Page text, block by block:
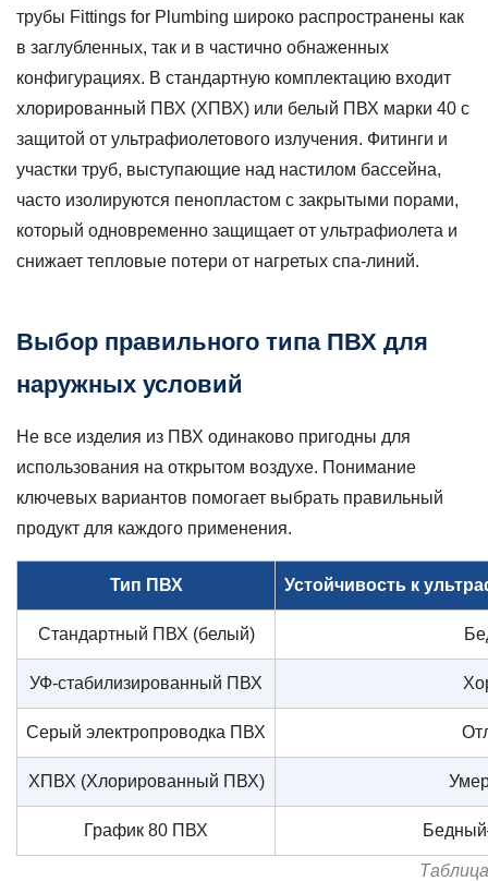
трубы Fittings for Plumbing широко распространены как
в заглубленных, так и в частично обнаженных
конфигурациях. В стандартную комплектацию входит
хлорированный ПВХ (ХПВХ) или белый ПВХ марки 40 с
защитой от ультрафиолетового излучения. Фитинги и
участки труб, выступающие над настилом бассейна,
часто изолируются пенопластом с закрытыми порами,
который одновременно защищает от ультрафиолета и
снижает тепловые потери от нагретых спа-линий.
Выбор правильного типа ПВХ для
наружных условий
Не все изделия из ПВХ одинаково пригодны для
использования на открытом воздухе. Понимание
ключевых вариантов помогает выбрать правильный
продукт для каждого применения.
Тип ПВХ Устойчивость к
Стандартный ПВХ (белый)
УФ-стабилизированный ПВХ
Серый электропроводка ПВХ
ХПВХ (Хлорированный ПВХ)
График 80 ПВХ